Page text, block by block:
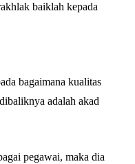
baiklah kepada
bagaimana kualitas
adalah akad
pegawai, maka dia